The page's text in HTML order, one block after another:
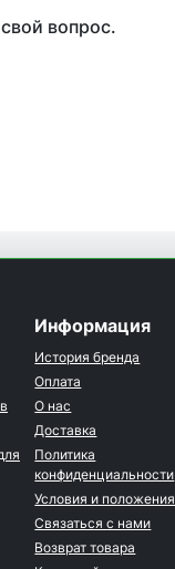
вопрос.
Информация
История бренда
Оплата
О нас
Доставка
Политика
конфиденциальности
Условия и положения
Связаться с нами
Возврат товара